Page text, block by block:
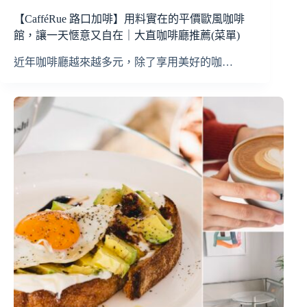
【CafféRue 路口加啡】用料實在的平價歐風咖啡
館，讓一天愜意又自在｜大直咖啡廳推薦(菜單)
近年咖啡廳越來越多元，除了享用美好的咖…